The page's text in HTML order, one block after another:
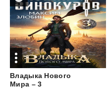
Владыка Нового
Мира – 3